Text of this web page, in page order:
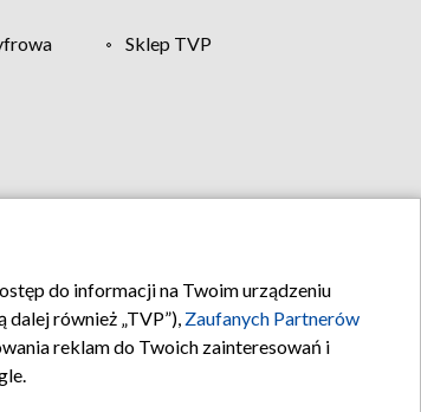
Sklep TVP
do informacji na Twoim urządzeniu
również „TVP”), Zaufanych Partnerów
reklam do Twoich zainteresowań i